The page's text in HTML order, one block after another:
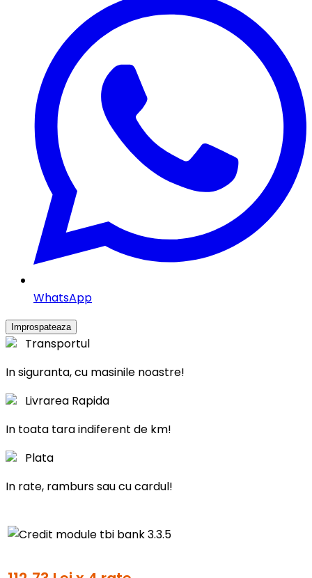
WhatsApp
Transportul
In siguranta, cu masinile noastre!
Livrarea Rapida
In toata tara indiferent de km!
Plata
In rate, ramburs sau cu cardul!